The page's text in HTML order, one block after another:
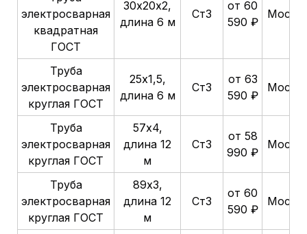
электросварная
квадратная
ГОСТ
30х20х2,
длина 6 м
Ст3
от 60
590 ₽
Труба
электросварная
круглая ГОСТ
25х1,5,
длина 6 м
Ст3
от 63
590 ₽
Труба
электросварная
круглая ГОСТ
57х4,
длина 12
м
Ст3
от 58
990 ₽
Труба
электросварная
круглая ГОСТ
89х3,
длина 12
м
Ст3
от 60
590 ₽